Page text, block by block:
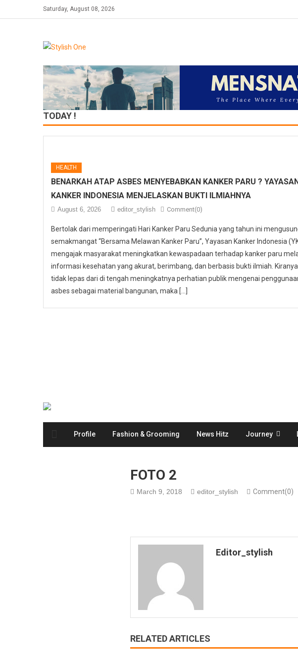
to
Saturday, August 08, 2026
TODAY !
HEALTH
BENARKAH ATAP ASBES MENYEBABKAN KANKER PARU ?
KANKER INDONESIA MENJELASKAN BUKTI ILMIAHNYA
August 6, 2026 editor_stylish Comment(0)
Bertolak dari memperingati Hari Kanker Paru Sedunia yang tahun ini
semakmangat “Bersama Melawan Kanker Paru”, Yayasan Kanker Indonesia
mengajak masyarakat meningkatkan kewaspadaan terhadap kanker paru
informasi kesehatan yang akurat, berimbang, dan berbasis bukti ilmiah.
tidak lepas dari di tengah meningkatnya perhatian publik mengenai
asbes sebagai material bangunan, maka […]
Profile Fashion & Grooming News Hitz Journey
FOTO 2
March 9, 2018 editor_stylish Comment(0)
Editor_stylish
RELATED ARTICLES